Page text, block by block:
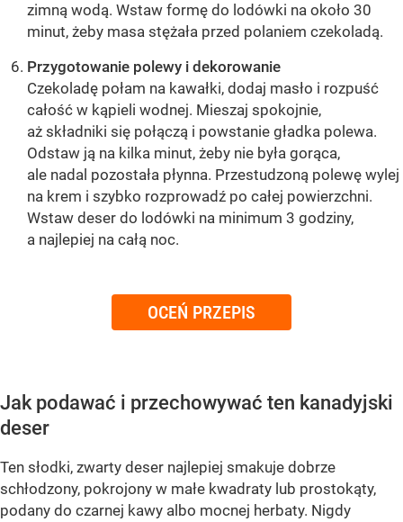
zimną wodą. Wstaw formę do lodówki na około 30
minut, żeby masa stężała przed polaniem czekoladą.
Przygotowanie polewy i dekorowanie
Czekoladę połam na kawałki, dodaj masło i rozpuść
całość w kąpieli wodnej. Mieszaj spokojnie,
aż składniki się połączą i powstanie gładka polewa.
Odstaw ją na kilka minut, żeby nie była gorąca,
ale nadal pozostała płynna. Przestudzoną polewę wylej
na krem i szybko rozprowadź po całej powierzchni.
Wstaw deser do lodówki na minimum 3 godziny,
a najlepiej na całą noc.
OCEŃ PRZEPIS
Jak podawać i przechowywać ten kanadyjski
deser
Ten słodki, zwarty deser najlepiej smakuje dobrze
schłodzony, pokrojony w małe kwadraty lub prostokąty,
podany do czarnej kawy albo mocnej herbaty. Nigdy